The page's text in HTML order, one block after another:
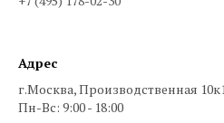
Адрес
г.Москва, Производственная
Пн-Вс: 9:00 - 18:00